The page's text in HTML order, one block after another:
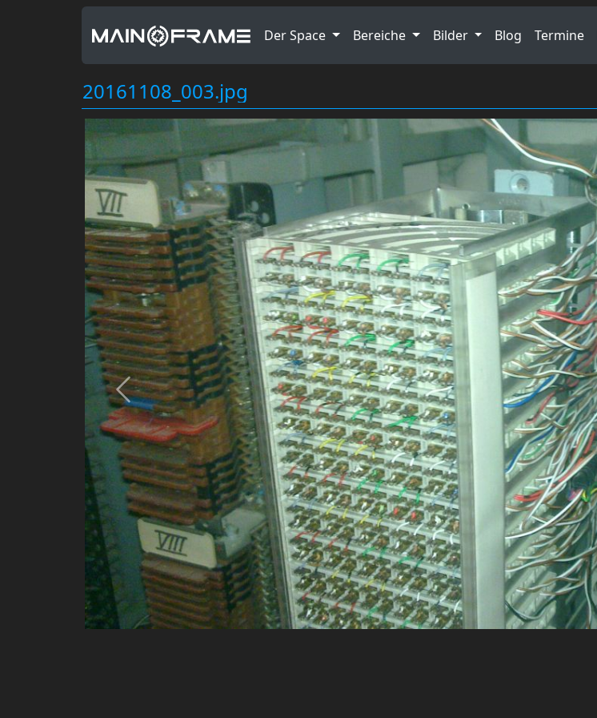
Der Space Bereiche Bilder Blog Termine
20161108_003.jpg